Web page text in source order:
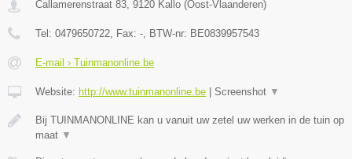
Callamerenstraat 83 9120 Kallo (Oost-Vlaanderen)
Tel: 0479650722 , Fax: - , BTW-nr: BE0839957543
E-mail › Tuinmanonline.be
Website: http://www.tuinmanonline.be Screenshot ▼
Bij TUINMANONLINE kan u vanuit uw zetel uw werken in de tuin op
maat ▼